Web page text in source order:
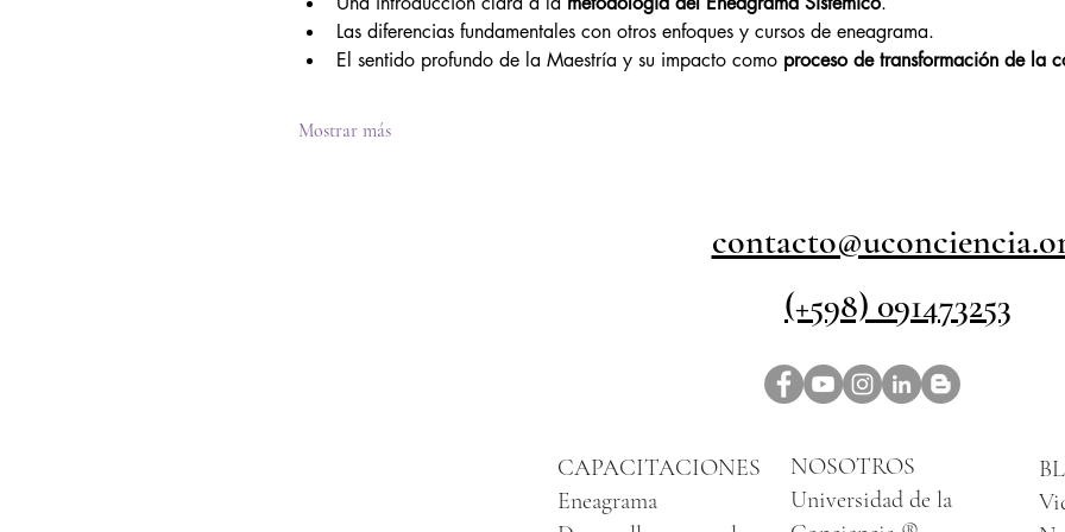
Las diferencias fundamentales con otros enfoques y cursos de eneagrama.
El sentido profundo de la Maestría y su impacto como proceso de transformación de la
Mostrar más
(+598) 091473253
CAPACITACIONES
Eneagrama
NOSOTROS
Universidad de la